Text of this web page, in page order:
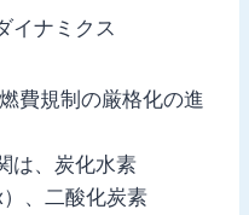
イナミクス
費規制の厳格化の進
は、炭化水素
）、二酸化炭素